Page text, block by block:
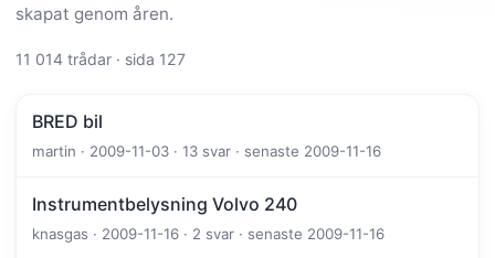
skapat genom åren.
11 014 trådar · sida 127
BRED bil
martin · 2009-11-03 · 13 svar · senaste 2009-11-16
Instrumentbelysning Volvo 240
knasgas · 2009-11-16 · 2 svar · senaste 2009-11-16